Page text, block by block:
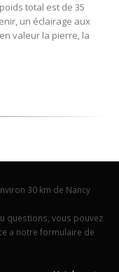
total est de 35
un éclairage aux
valeur la pierre, la
30 km de Nancy
questions, vous pouvez
a notre formulaire de